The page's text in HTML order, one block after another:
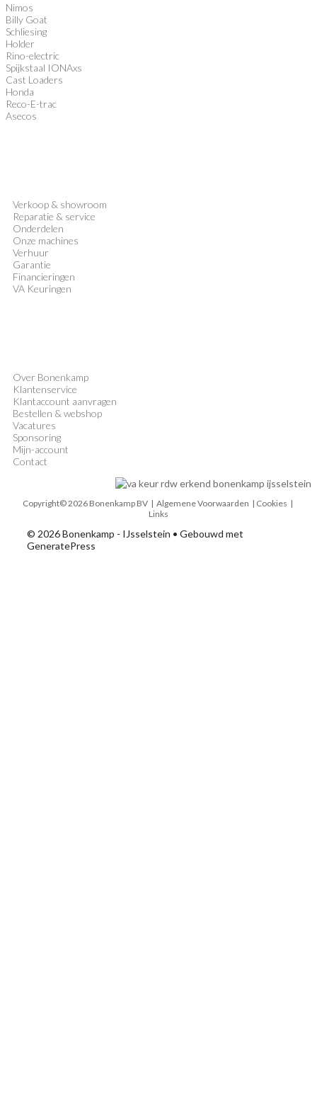
Nimos
Billy Goat
Schliesing
Holder
Rino-electric
Spijkstaal IONAxs
Cast Loaders
Honda
Reco-E-trac
Asecos
Verkoop & showroom
Reparatie & service
Onderdelen
Onze machines
Verhuur
Garantie
Financieringen
VA Keuringen
Over Bonenkamp
Klantenservice
Klantaccount aanvragen
Bestellen & webshop
Vacatures
Sponsoring
Mijn-account
Contact
Copyright© 2026 Bonenkamp BV | Algemene Voorwaarden | Cookies |
Links
© 2026 Bonenkamp - IJsselstein • Gebouwd met
GeneratePress